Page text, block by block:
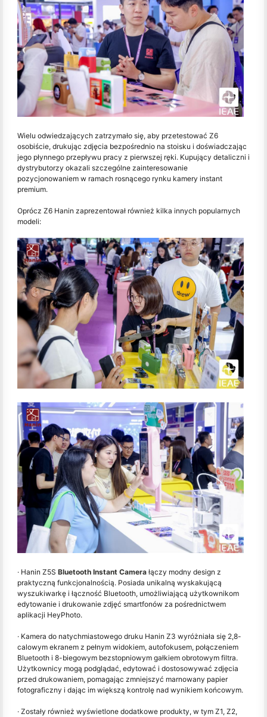
Wielu odwiedzających zatrzymało się, aby przetestować Z6
osobiście, drukując zdjęcia bezpośrednio na stoisku i doświadczając
jego płynnego przepływu pracy z pierwszej ręki. Kupujący detaliczni i
dystrybutorzy okazali szczególne zainteresowanie
pozycjonowaniem w ramach rosnącego rynku kamery instant
premium.
Oprócz Z6 Hanin zaprezentował również kilka innych popularnych
modeli:
· Hanin Z5S Bluetooth Instant Camera łączy modny design z
praktyczną funkcjonalnością. Posiada unikalną wyskakującą
wyszukiwarkę i łączność Bluetooth, umożliwiającą użytkownikom
edytowanie i drukowanie zdjęć smartfonów za pośrednictwem
aplikacji HeyPhoto.
· Kamera do natychmiastowego druku Hanin Z3 wyróżniała się 2,8-
calowym ekranem z pełnym widokiem, autofokusem, połączeniem
Bluetooth i 8-biegowym bezstopniowym gałkiem obrotowym filtra.
Użytkownicy mogą podglądać, edytować i dostosowywać zdjęcia
przed drukowaniem, pomagając zmniejszyć marnowany papier
fotograficzny i dając im większą kontrolę nad wynikiem końcowym.
· Zostały również wyświetlone dodatkowe produkty, w tym Z1, Z2,